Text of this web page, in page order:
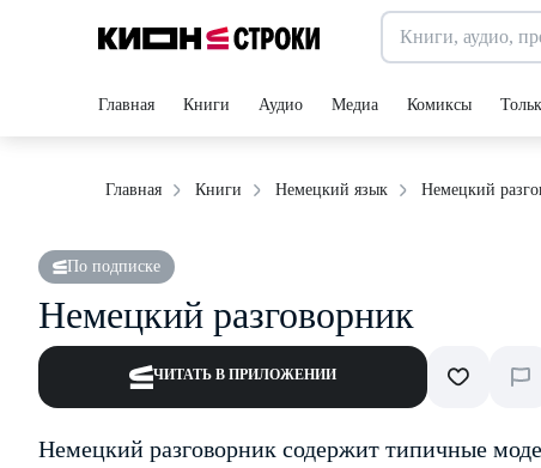
Главная Книги Аудио Медиа Комиксы
Главная Книги Немецкий язык Немецкий
По подписке
Немецкий разговорник
ЧИТАТЬ В ПРИЛОЖЕНИИ
Немецкий разговорник содержит типичные